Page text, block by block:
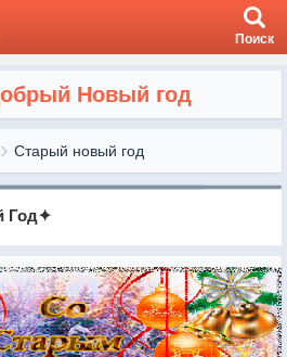
Поиск
Новый год
Старый новый год
Год✦